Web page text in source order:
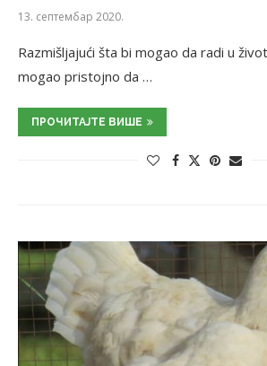
13. септембар 2020.
Razmišljajući šta bi mogao da radi u
mogao pristojno da …
ПРОЧИТАЈТЕ ВИШЕ